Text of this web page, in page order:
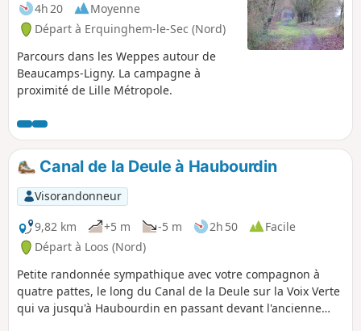
toutefois parcourir les 17 hectares
restants grâce à la restauration des
drèves historiques et à la création d'une
boucle pédagogique. Des passerelles et
des pontons en bois ont également été
aménagés pour franchir facilement les
points d'observation sur la biodiversité
du site.
4h 20
Moyenne
Départ à Erquinghem-le-Sec (Nord)
Parcours dans les Weppes autour de
Beaucamps-Ligny. La campagne à
proximité de Lille Métropole.
Canal de la Deule à Haubourdin
Visorandonneur
9,82 km
+5 m -5 m 2h 50
Facile
Départ à Loos (Nord)
Petite randonnée sympathique avec votre compagnon à
quatre pattes, le long du Canal de la Deule sur la Voix Verte
qui va jusqu'à Haubourdin en passant devant l'ancienne